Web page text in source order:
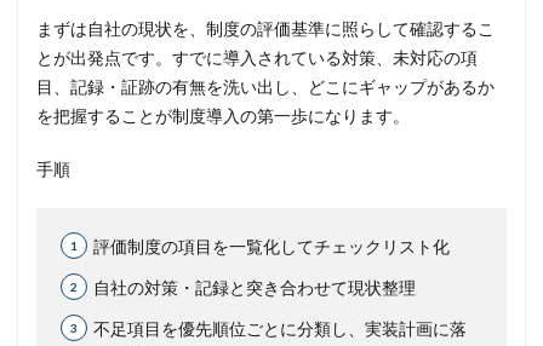
まずは自社の現状を、制度の評価基準に照らして確認するこ
とが出発点です。すでに導入されている対策、未対応の項
目、記録・証跡の有無を洗い出し、どこにギャップがあるか
を把握することが制度導入の第一歩になります。
手順
評価制度の項目を一覧化してチェックリスト化
自社の対策・記録と突き合わせて現状整理
不足項目を優先順位ごとに分類し、実装計画に落